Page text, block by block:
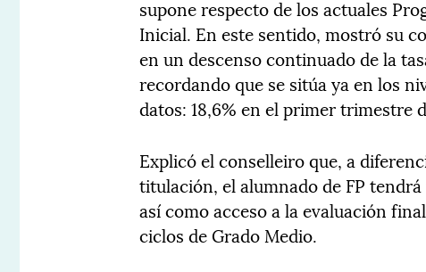
supone respecto de los actuales
Inicial. En este sentido, mostró su
en un descenso continuado de la
recordando que se sitúa ya en los
datos: 18,6% en el primer trimestre
Explicó el conselleiro que, a
titulación, el alumnado de FP
así como acceso a la evaluación
ciclos de Grado Medio.